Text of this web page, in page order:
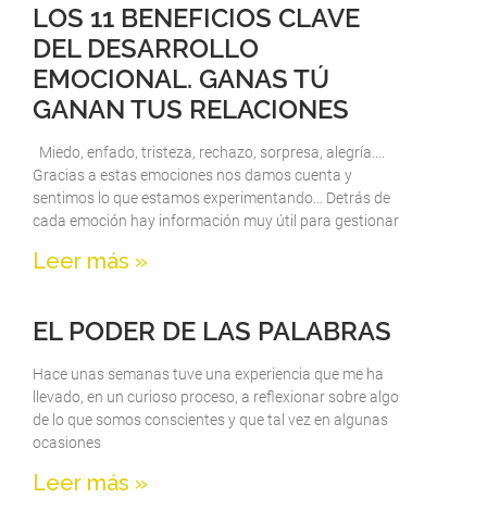
LOS 11 BENEFICIOS CLAVE
DEL DESARROLLO
EMOCIONAL. GANAS TÚ
GANAN TUS RELACIONES
Miedo, enfado, tristeza, rechazo, sorpresa, alegría….
Gracias a estas emociones nos damos cuenta y
sentimos lo que estamos experimentando… Detrás de
cada emoción hay información muy útil para gestionar
Leer más »
EL PODER DE LAS PALABRAS
Hace unas semanas tuve una experiencia que me ha
llevado, en un curioso proceso, a reflexionar sobre algo
de lo que somos conscientes y que tal vez en algunas
ocasiones
Leer más »